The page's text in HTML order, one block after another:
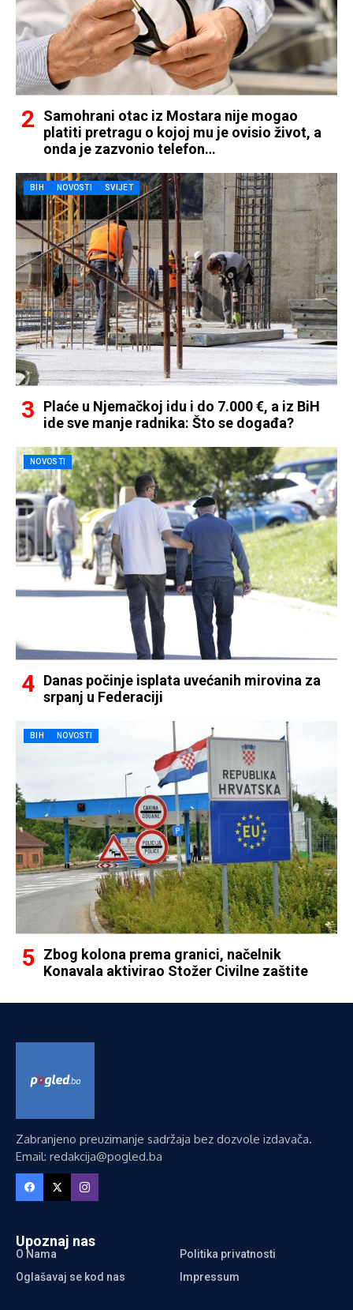
Samohrani otac iz Mostara nije mogao
platiti pretragu o kojoj mu je ovisio život, a
onda je zazvonio telefon…
BIH NOVOSTI SVIJET
Plaće u Njemačkoj idu i do 7.000 €, a iz BiH
ide sve manje radnika: Što se događa?
NOVOSTI
Danas počinje isplata uvećanih mirovina za
srpanj u Federaciji
BIH NOVOSTI
Zbog kolona prema granici, načelnik
Konavala aktivirao Stožer Civilne zaštite
Zabranjeno preuzimanje sadržaja bez dozvole izdavača.
Email: redakcija@pogled.ba
Upoznaj nas
O Nama
Politika privatnosti
Oglašavaj se kod nas
Impressum